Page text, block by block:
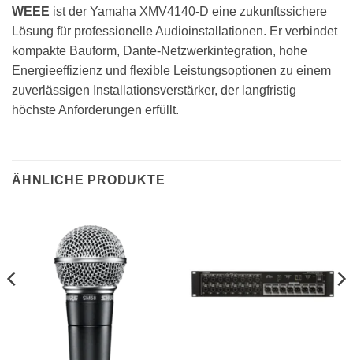
WEEE ist der Yamaha XMV4140-D eine zukunftssichere
Lösung für professionelle Audioinstallationen. Er verbindet
kompakte Bauform, Dante-Netzwerkintegration, hohe
Energieeffizienz und flexible Leistungsoptionen zu einem
zuverlässigen Installationsverstärker, der langfristig
höchste Anforderungen erfüllt.
ÄHNLICHE PRODUKTE